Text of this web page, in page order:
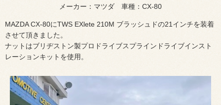
メーカー：マツダ 車種：CX-80
MAZDA CX-80にTWS EXlete 210M ブラッシュドの21インチを装着
させて頂きました。
ナットはブリヂストン製プロドライブスプラインドライブインスト
レーションキットを使用。